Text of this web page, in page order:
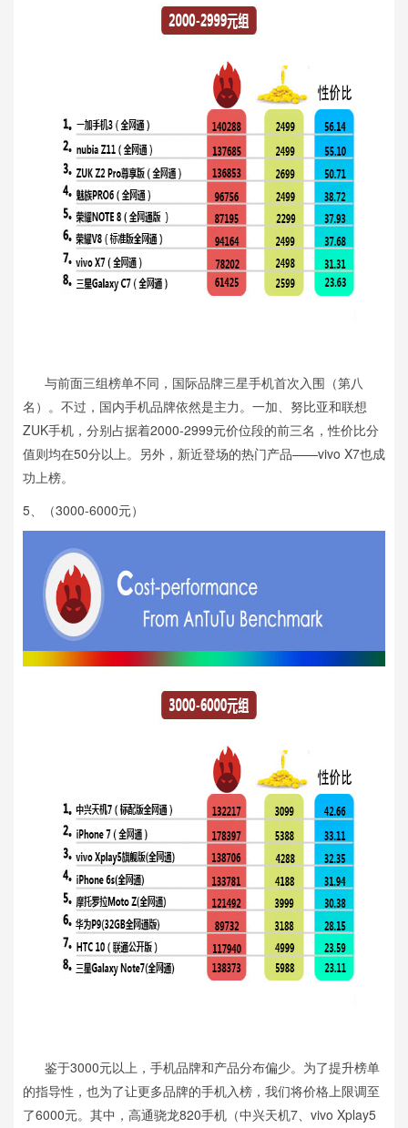
与前面三组榜单不同，国际品牌三星手机首次入围（第八
名）。不过，国内手机品牌依然是主力。一加、努比亚和联想
ZUK手机，分别占据着2000-2999元价位段的前三名，性价比分
值则均在50分以上。另外，新近登场的热门产品——vivo X7也成
功上榜。
5、（3000-6000元）
鉴于3000元以上，手机品牌和产品分布偏少。为了提升榜单
的指导性，也为了让更多品牌的手机入榜，我们将价格上限调至
了6000元。其中，高通骁龙820手机（中兴天机7、vivo Xplay5